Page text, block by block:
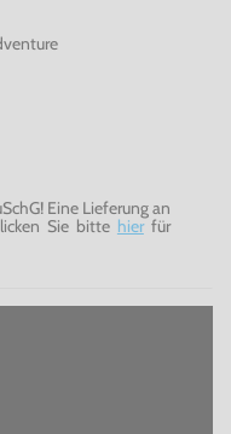
Eine Lieferung an
Sie bitte hierfür